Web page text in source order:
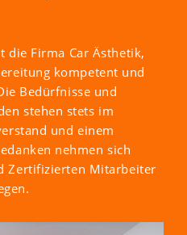
die Firma Car Ästhetik,
kompetent und
Bedürfnisse und
stehen stets im
und einem
nehmen sich
Zertifizierten Mitarbeiter